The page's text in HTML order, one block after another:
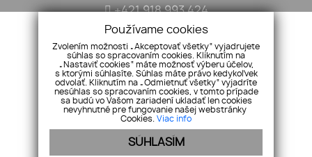
+421 918 993 424
kosickarealitna@gmail.com
Pridajte si nás
Používame cookies
Zvolením možnosti „Akceptovať všetky“ vyjadrujete
súhlas so spracovaním cookies. Kliknutím na
„Nastaviť cookies“ máte možnosť výberu účelov,
s ktorými súhlasíte. Súhlas máte právo kedykoľvek
odvolať. Kliknutím na „Odmietnuť všetky“ vyjadríte
nesúhlas so spracovaním cookies, v tomto prípade
sa budú vo Vašom zariadení ukladať len cookies
nevyhnutné pre fungovanie našej webstránky
Cookies. Viac info
SÚHLASÍM